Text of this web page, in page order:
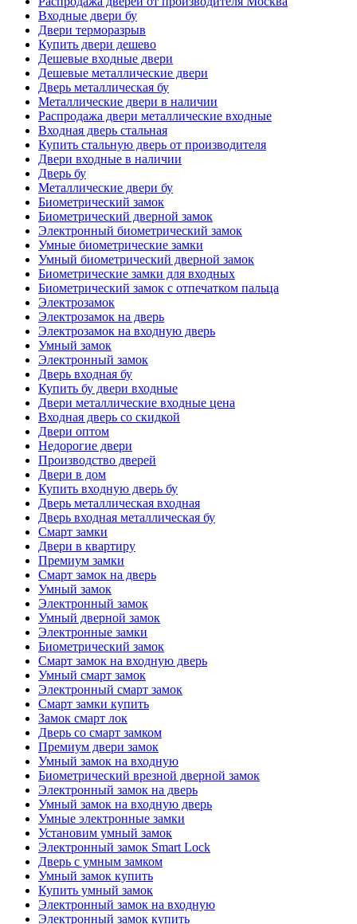
Входные двери бу
Двери терморазрыв
Купить двери дешево
Дешевые входные двери
Дешевые металлические двери
Дверь металлическая бу
Металлические двери в наличии
Распродажа двери металлические входные
Входная дверь стальная
Купить стальную дверь от производителя
Двери входные в наличии
Дверь бу
Металлические двери бу
Биометрический замок
Биометрический дверной замок
Электронный биометрический замок
Умные биометрические замки
Умный биометрический дверной замок
Биометрические замки для входных
Биометрический замок с отпечатком пальца
Электрозамок
Электрозамок на дверь
Электрозамок на входную дверь
Умный замок
Электронный замок
Дверь входная бу
Купить бу двери входные
Двери металлические входные цена
Входная дверь со скидкой
Двери оптом
Недорогие двери
Производство дверей
Двери в дом
Купить входную дверь бу
Дверь металлическая входная
Дверь входная металлическая бу
Смарт замки
Двери в квартиру
Премиум замки
Смарт замок на дверь
Умный замок
Электронный замок
Умный дверной замок
Электронные замки
Биометрический замок
Смарт замок на входную дверь
Умный смарт замок
Электронный смарт замок
Смарт замки купить
Замок смарт лок
Дверь со смарт замком
Премиум двери замок
Умный замок на входную
Биометрический врезной дверной замок
Электронный замок на дверь
Умный замок на входную дверь
Умные электронные замки
Установим умный замок
Электронный замок Smart Lock
Дверь с умным замком
Умный замок купить
Купить умный замок
Электронный замок на входную
Электронный замок купить